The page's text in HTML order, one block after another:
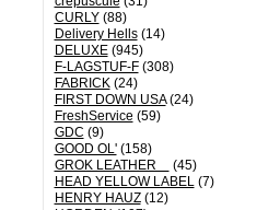
CURLY(88)
Delivery Hells(14)
DELUXE(945)
F-LAGSTUF-F(308)
FABRICK(24)
FIRST DOWN USA(24)
FreshService (59)
GDC (9)
GOOD OL'(158)
GROK LEATHER
(45)
HEAD YELLOW LABEL(7)
HENRY HAUZ(12)